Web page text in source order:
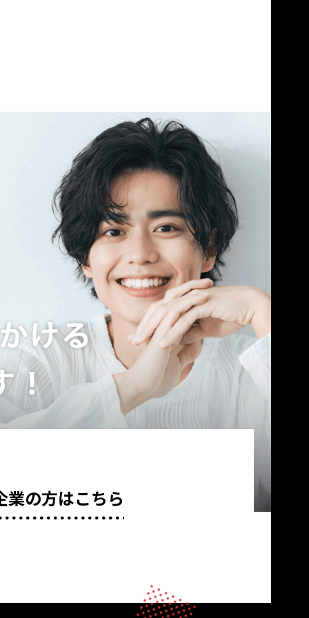
業の方はこちら